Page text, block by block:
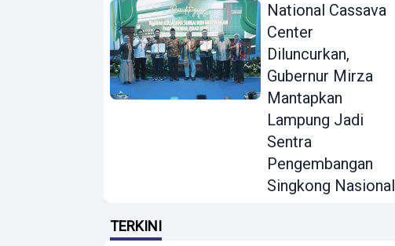
National Cassava
Center
Diluncurkan,
Gubernur Mirza
Mantapkan
Lampung Jadi
Sentra
Pengembangan
Singkong Nasional
TERKINI